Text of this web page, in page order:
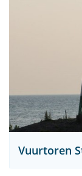
Vuurtoren